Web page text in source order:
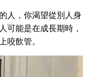
人，你渴望從別人身
可能是在成長期時，
咬飲管。